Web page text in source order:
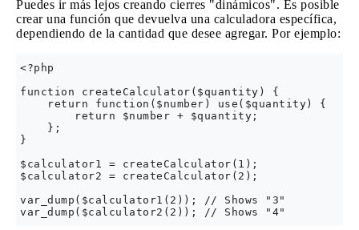
Puedes ir más lejos creando cierres "dinámicos". Es posible
crear una función que devuelva una calculadora específica,
dependiendo de la cantidad que desee agregar. Por ejemplo:
<?php
function createCalculator($quantity) {
    return function($number) use($quantity) {
        return $number + $quantity;
    };
}
$calculator1 = createCalculator(1);
$calculator2 = createCalculator(2);
var_dump($calculator1(2)); // Shows "3"